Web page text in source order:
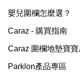
嬰兒圍欄怎麼選？
Caraz - 購買指南
Caraz 圍欄地墊寶寶
Parklon產品專區